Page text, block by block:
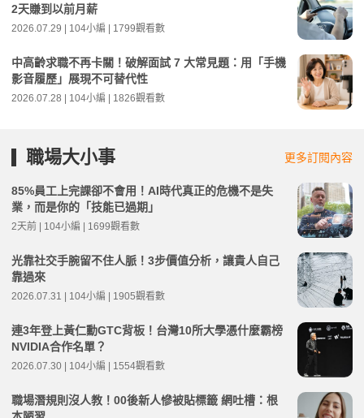
2天賺到以前月薪
2026.07.29 | 104小編 | 1799觀看數
中高齡求職不再卡關！破解面試 7 大常見題：用「手機
影音履歷」展現不可替代性
2026.07.28 | 104小編 | 1826觀看數
職場大小事 更多訂閱內容
85%員工上完課卻不會用！AI時代真正的危機不是失
業，而是你的「技能已過期」
2天前 | 104小編 | 1699觀看數
光靠社交手腕留不住人脈！3步價值分析，讓貴人自己
靠過來
2026.07.31 | 104小編 | 1905觀看數
連3年登上黃仁勳GTC背板！台灣10所大學憑什麼霸榜
NVIDIA合作名單？
2026.07.30 | 104小編 | 1554觀看數
職場潛規則沒人教！00後新人慘被貼標籤 網吐槽：根